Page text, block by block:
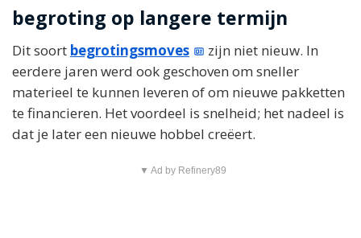
begroting op langere termijn
Dit soort begrotingsmoves
zijn niet nieuw. In
eerdere jaren werd ook geschoven om sneller
materieel te kunnen leveren of om nieuwe pakketten
te financieren. Het voordeel is snelheid; het nadeel is
dat je later een nieuwe hobbel creëert.
▼ Ad by Refinery89